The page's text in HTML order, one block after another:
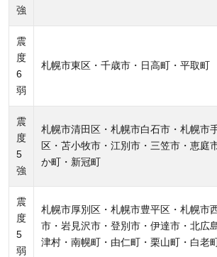
大規
ラッ
クア
ウ
ト）
から
復旧
へ
強
震
度
6
弱
札幌市東区・千歳市・日高町・平取町
震
度
5
強
札幌市清田区・札幌市白石市・札幌市
区・苫小牧市・江別市・三笠市・恵庭
か町・新冠町
震
度
5
弱
札幌市厚別区・札幌市豊平区・札幌市
市・岩見沢市・登別市・伊達市・北広
津村・南幌町・由仁町・栗山町・白老